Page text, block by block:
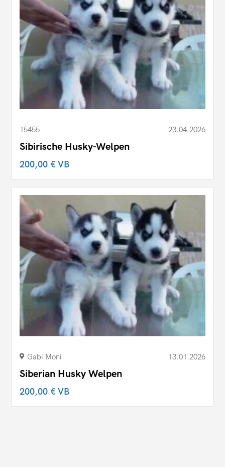
15455 23.04.2026
Sibirische Husky-Welpen
200,00 €VB
Gabi Moni 13.01.2026
Siberian Husky Welpen
200,00 €VB